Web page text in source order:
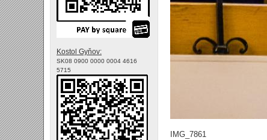
IMG_7861
Kostol Gyňov:
SK08 0900 0000 0004 4616
5715